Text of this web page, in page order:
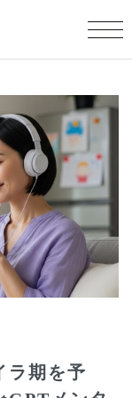
ラ期を予